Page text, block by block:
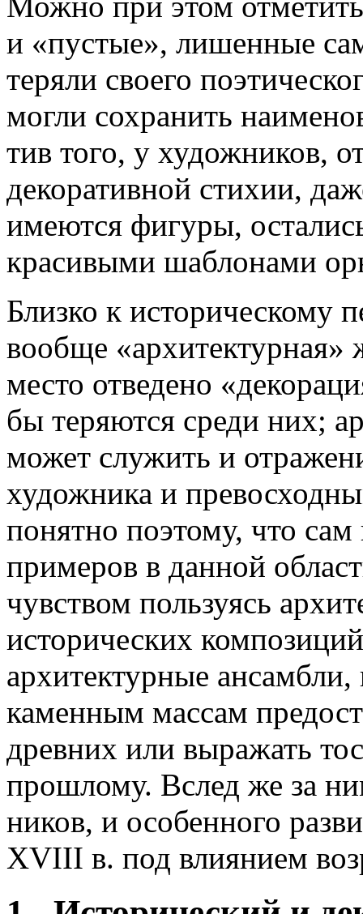
и «пустые», лишенные
теряли своего
могли сохранить
тив того, у художников,
декоративной стихии,
имеются фигуры,
красивыми шаблонами
Близко к историческому
вообще «ар­хитектурная»
место отведено
бы теряются среди них;
может служить и
художника и
понятно поэто­му, что
примеров в данной
чувством пользуясь
исторических
архи­тектурные
каменным массам
древних или выражать
прошлому. Вслед же за
ников, и особенного
XVIII в. под влиянием